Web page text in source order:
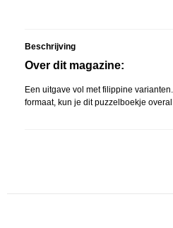
Beschrijving
Over dit magazine:
Een uitgave vol met filippine
formaat, kun je dit puzzelboekje